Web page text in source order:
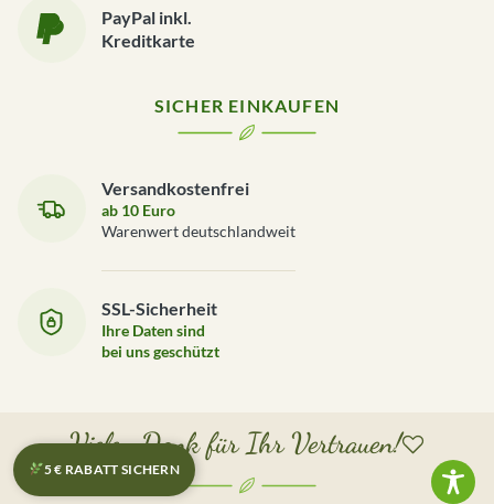
PayPal inkl.
Kreditkarte
SICHER EINKAUFEN
Versandkostenfrei
ab 10 Euro
Warenwert deutschlandweit
SSL-Sicherheit
Ihre Daten sind
bei uns geschützt
Vielen Dank für Ihr Vertrauen!
5 € RABATT SICHERN